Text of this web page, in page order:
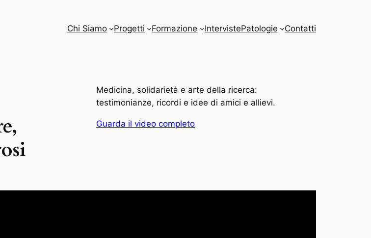
Chi Siamo Progetti Formazione IntervistePatologie Contatti
Medicina, solidarietà e arte della ricerca:
testimonianze, ricordi e idee di amici e allievi.
Guarda il video completo